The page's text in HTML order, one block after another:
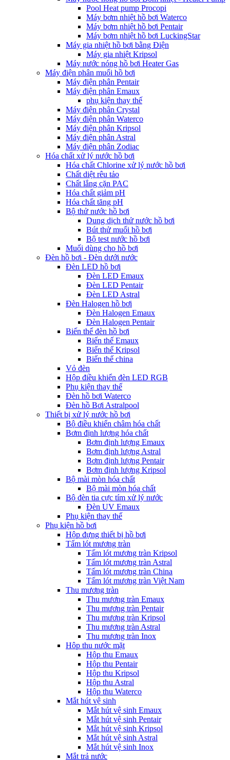
Pool Heat pump Procopi
Máy bơm nhiệt hồ bơi Waterco
Máy bơm nhiệt hồ bơi Pentair
Máy bơm nhiệt hồ bơi LuckingStar
Máy gia nhiệt hồ bơi bằng Điện
Máy gia nhiệt Kripsol
Máy nước nóng hồ bơi Heater Gas
Máy điện phân muối hồ bơi
Máy điện phân Pentair
Máy điện phân Emaux
phụ kiện thay thế
Máy điện phân Crystal
Máy điện phân Waterco
Máy điện phân Kripsol
Máy điện phân Astral
Máy điện phân Zodiac
Hóa chất xử lý nước hồ bơi
Hóa chất Chlorine xử lý nước hồ bơi
Chất diệt rêu tảo
Chất lắng cặn PAC
Hóa chất giảm pH
Hóa chất tăng pH
Bộ thử nước hồ bơi
Dung dịch thử nước hồ bơi
Bút thử muối hồ bơi
Bộ test nước hồ bơi
Muối dùng cho hồ bơi
Đèn hồ bơi - Đèn dưới nước
Đèn LED hồ bơi
Đèn LED Emaux
Đèn LED Pentair
Đèn LED Astral
Đèn Halogen hồ bơi
Đèn Halogen Emaux
Đèn Halogen Pentair
Biến thế đèn hồ bơi
Biến thế Emaux
Biến thế Kripsol
Biến thế china
Vỏ đèn
Hộp điều khiển đèn LED RGB
Phụ kiện thay thế
Đèn hồ bơi Waterco
Đèn hồ Bơi Astralpool
Thiết bị xử lý nước hồ bơi
Bộ điều khiển châm hóa chất
Bơm định lượng hóa chất
Bơm định lượng Emaux
Bơm định lượng Astral
Bơm định lượng Pentair
Bơm định lượng Kripsol
Bộ mài mòn hóa chất
Bộ mài mòn hóa chất
Bộ đèn tia cực tím xử lý nước
Đèn UV Emaux
Phụ kiện thay thế
Phụ kiện hồ bơi
Hộp đựng thiết bị hồ bơi
Tấm lót mương tràn
Tấm lót mương tràn Kripsol
Tấm lót mương tràn Astral
Tấm lót mương tràn China
Tấm lót mương tràn Việt Nam
Thu mương tràn
Thu mương tràn Emaux
Thu mương tràn Pentair
Thu mương tràn Kripsol
Thu mương tràn Astral
Thu mương tràn Inox
Hôp thu nước mặt
Hộp thu Emaux
Hộp thu Pentair
Hộp thu Kripsol
Hộp thu Astral
Hộp thu Waterco
Mắt hút vệ sinh
Mắt hút vệ sinh Emaux
Mắt hút vệ sinh Pentair
Mắt hút vệ sinh Kripsol
Mắt hút vệ sinh Astral
Mắt hút vệ sinh Inox
Mắt trả nước